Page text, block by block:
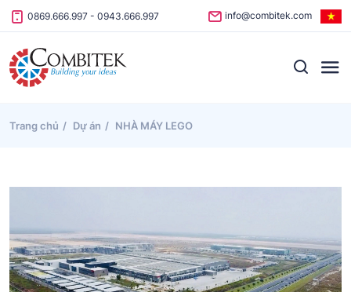
Skip to content
0869.666.997 - 0943.666.997 info@combitek.com
Trang chủ Dự án NHÀ MÁY LEGO